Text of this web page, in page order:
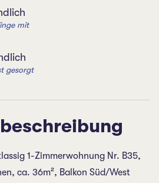
mit
gesorgt
1-Zimmerwohnung Nr. B35,
ca. 36m², Balkon Süd/West